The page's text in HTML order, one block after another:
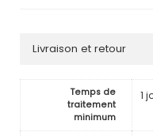
Livraison et retour
Temps de
traitement
minimum
1